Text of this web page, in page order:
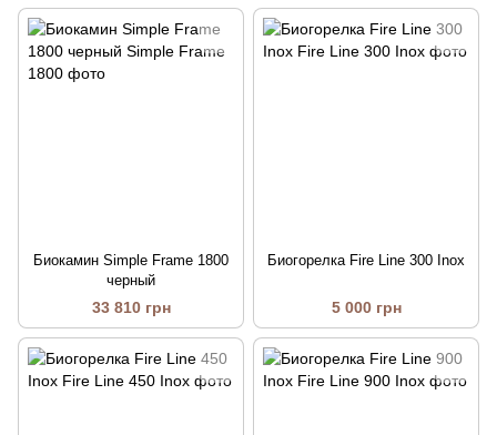
Биокамин Simple Frame 1800
черный
33 810 грн
Биогорелка Fire Line 300 Inox
5 000 грн